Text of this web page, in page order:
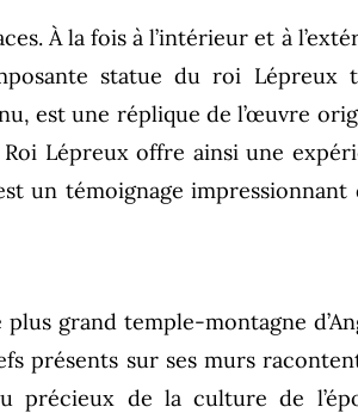
À la fois à l’intérieur et à
statue du roi Lépreux
est une réplique de l’œuvre
Lépreux offre ainsi une
un témoignage impressionnant
plus grand temple-montagne
présents sur ses murs
précieux de la culture de